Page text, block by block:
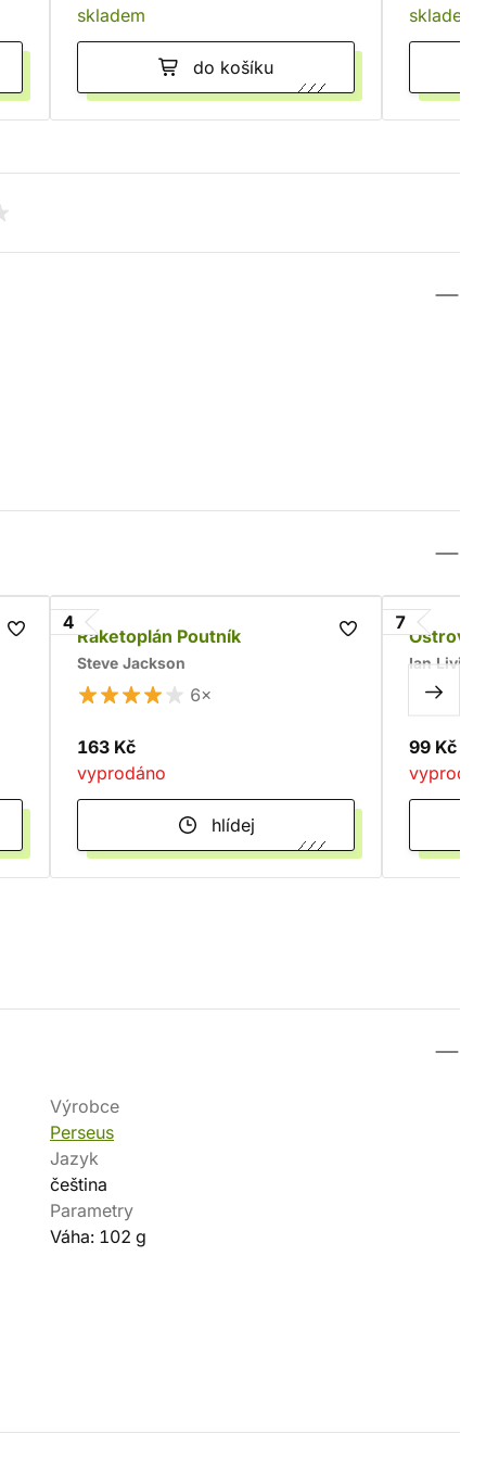
skladem
do košíku
skladem
4
Raketoplán Poutník
Steve Jackson
6×
163 Kč
vyprodáno
hlídej
7
Ostrov
Ian
99 Kč
Výrobce
Perseus
Jazyk
čeština
Parametry
Váha: 102 g